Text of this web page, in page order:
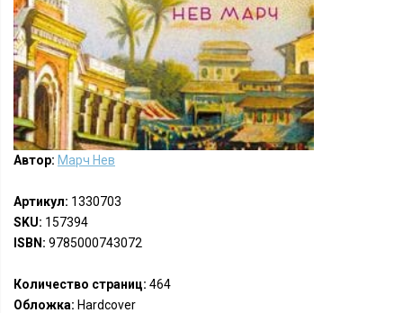
Автор: Марч Нев
Артикул: 1330703
SKU: 157394
ISBN: 9785000743072
Количество страниц: 464
Обложка: Hardcover